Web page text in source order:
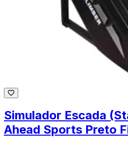
Simulador Escada
Ahead Sports Preto